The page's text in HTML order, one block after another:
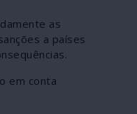
as
a países
em conta